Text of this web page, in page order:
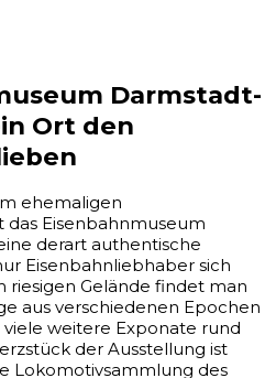
Darmstadt-
Ort den
ehemaligen
Eisenbahnmuseum
derart authentische
Eisenbahnliebhaber sich
riesigen Gelände findet man
aus verschiedenen Epochen
weitere Exponate rund
der Ausstellung ist
Lokomotivsammlung des